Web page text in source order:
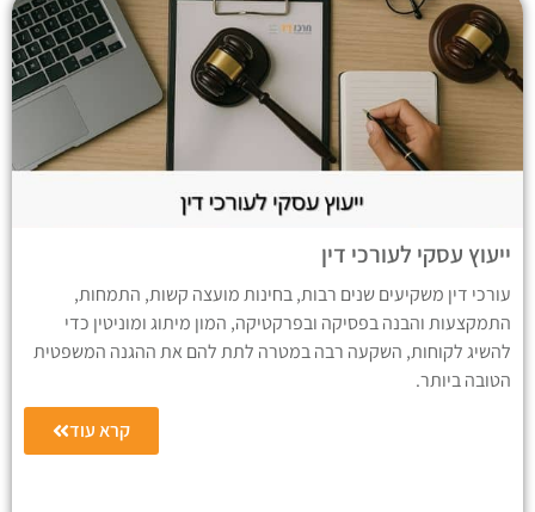
ייעוץ עסקי לעורכי דין
עורכי דין משקיעים שנים רבות, בחינות מועצה קשות, התמחות,
התמקצעות והבנה בפסיקה ובפרקטיקה, המון מיתוג ומוניטין כדי
להשיג לקוחות, השקעה רבה במטרה לתת להם את ההגנה המשפטית
הטובה ביותר.
קרא עוד